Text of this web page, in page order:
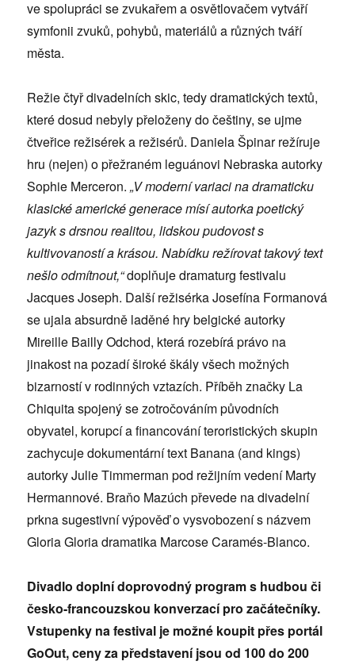
ve spolupráci se zvukařem a osvětlovačem vytváří
symfonii zvuků, pohybů, materiálů a různých tváří
města.
Režie čtyř divadelních skic, tedy dramatických textů,
které dosud nebyly přeloženy do češtiny, se ujme
čtveřice režisérek a režisérů. Daniela Špinar režíruje
hru (nejen) o přežraném leguánovi Nebraska autorky
Sophie Merceron.„V moderní variaci na dramaticku
klasické americké generace mísí autorka poetický
jazyk s drsnou realitou, lidskou pudovost s
kultivovaností a krásou. Nabídku režírovat takový text
nešlo odmítnout,“doplňuje dramaturg festivalu
Jacques Joseph. Další režisérka Josefína Formanová
se ujala absurdně laděné hry belgické autorky
Mireille Bailly Odchod, která rozebírá právo na
jinakost na pozadí široké škály všech možných
bizarností v rodinných vztazích. Příběh značky La
Chiquita spojený se zotročováním původních
obyvatel, korupcí a financování teroristických skupin
zachycuje dokumentární text Banana (and kings)
autorky Julie Timmerman pod režijním vedení Marty
Hermannové. Braňo Mazúch převede na divadelní
prkna sugestivní výpověď o vysvobození s názvem
Gloria Gloria dramatika Marcose Caramés-Blanco.
Divadlo doplní doprovodný program s hudbou či
česko-francouzskou konverzací pro začátečníky.
Vstupenky na festival je možné koupit přes portál
GoOut, ceny za představení jsou od 100 do 200